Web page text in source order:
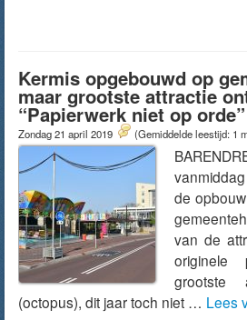
Kermis opgebouwd op
maar grootste attractie
“Papierwerk niet op orde”
Zondag 21 april 2019 (Gemiddelde leestijd: 1
de
van de
originele
grootste
(octopus), dit jaar toch niet … Lees